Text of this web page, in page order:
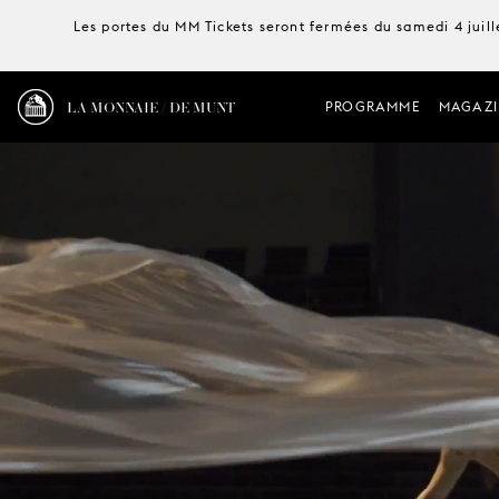
Les portes du MM Tickets seront fermées du samedi 4
LA MONNAIE / DE MUNT PROGRAMME